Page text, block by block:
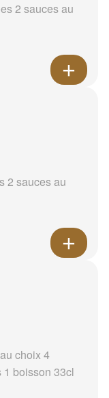
2 sauces au
2 sauces au
choix 4
1 boisson 33cl